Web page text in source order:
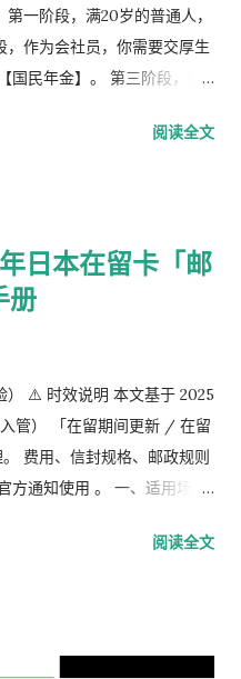
一阶段，满20岁的普通人，
作为会社员，你需要交厚生
国民年金】。 第三阶段，究
岁未满农业者，自营业者，
阅读全文
日本在留卡「邮
册
） ⚠️ 时效说明 本文基于 2025
管） 「在留期间更新 / 在留
费用、信封规格、邮政规则
方通知使用 。 一、适用场景
送方式领取新在留卡 需要自
阅读全文